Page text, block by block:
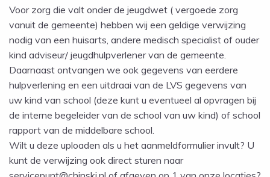
Voor zorg die valt onder de jeugdwet ( vergoede zorg
vanuit de gemeente) hebben wij een geldige verwijzing
nodig van een huisarts, andere medisch specialist of ouder
kind adviseur/ jeugdhulpverlener van de gemeente.
Daarnaast ontvangen we ook gegevens van eerdere
hulpverlening en een uitdraai van de LVS gegevens van
uw kind van school (deze kunt u eventueel al opvragen bij
de interne begeleider van de school van uw kind) of school
rapport van de middelbare school.
Wilt u deze uploaden als u het aanmeldformulier invult? U
kunt de verwijzing ook direct sturen naar